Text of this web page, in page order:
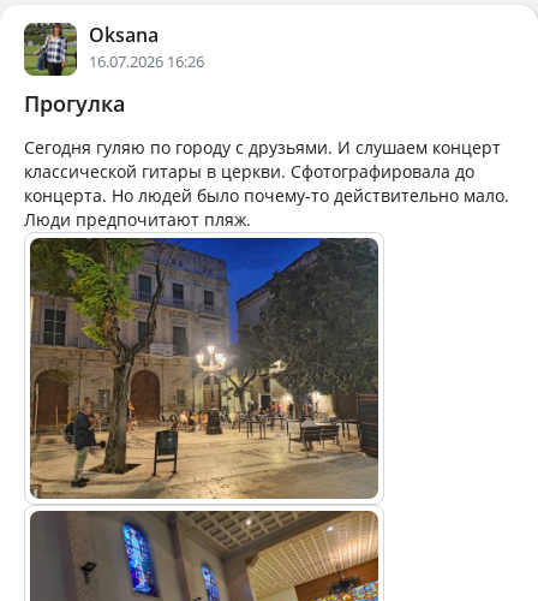
Oksana
16.07.2026 16:26
Прогулка
Сегодня гуляю по городу с друзьями. И слушаем концерт
классической гитары в церкви. Сфотографировала до
концерта. Но людей было почему-то действительно мало.
Люди предпочитают пляж.